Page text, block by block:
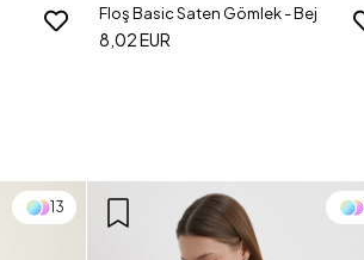
Şal Desenli Saten Gömlek - Lacivert
7,35 EUR
4